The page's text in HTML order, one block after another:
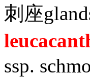
刺座
ssp.